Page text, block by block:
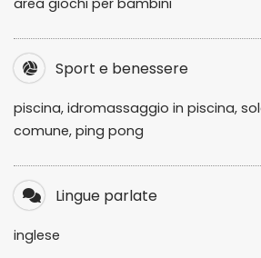
area giochi per bambini
Sport e benessere
piscina, idromassaggio in piscina,
comune, ping pong
Lingue parlate
inglese